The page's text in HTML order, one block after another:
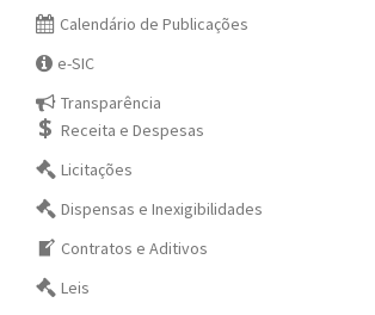
Calendário de Publicações
e-SIC
Transparência
Receita e Despesas
Licitações
Dispensas e Inexigibilidades
Contratos e Aditivos
Leis